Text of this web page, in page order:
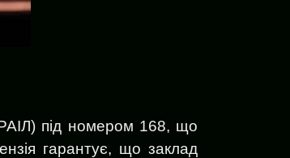
під номером 168, що
гарантує, що заклад